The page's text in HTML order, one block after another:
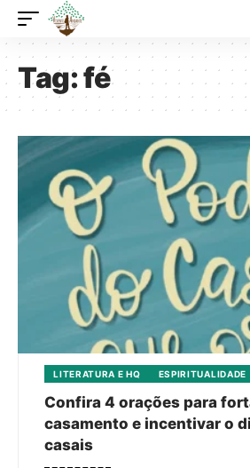
Tag:fé
LITERATURA E HQ ESPIRITUALIDADE
Confira 4 orações para
casamento e incentivar o
casais